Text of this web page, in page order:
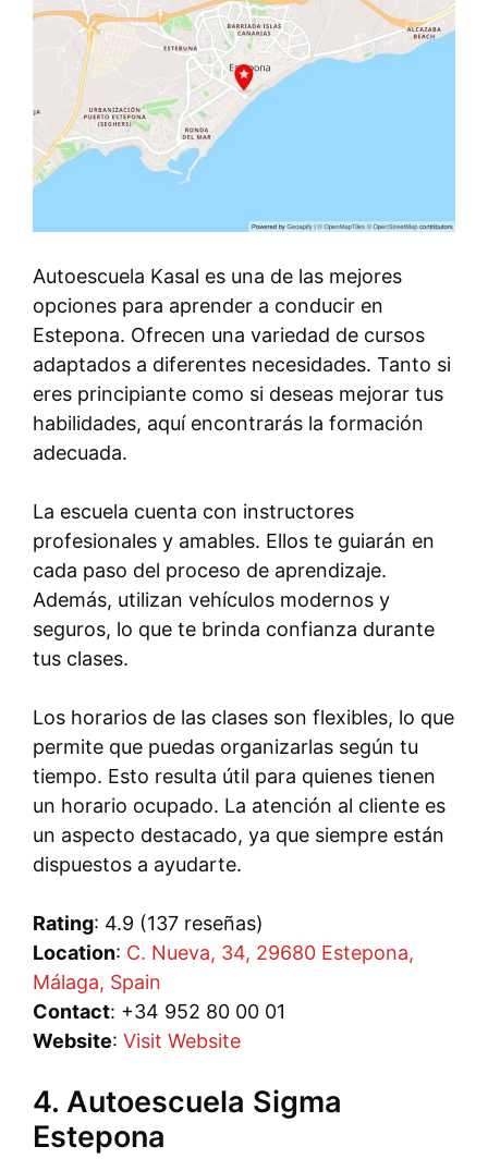
Autoescuela Kasal es una de las mejores
opciones para aprender a conducir en
Estepona. Ofrecen una variedad de cursos
adaptados a diferentes necesidades. Tanto si
eres principiante como si deseas mejorar tus
habilidades, aquí encontrarás la formación
adecuada.
La escuela cuenta con instructores
profesionales y amables. Ellos te guiarán en
cada paso del proceso de aprendizaje.
Además, utilizan vehículos modernos y
seguros, lo que te brinda confianza durante
tus clases.
Los horarios de las clases son flexibles, lo que
permite que puedas organizarlas según tu
tiempo. Esto resulta útil para quienes tienen
un horario ocupado. La atención al cliente es
un aspecto destacado, ya que siempre están
dispuestos a ayudarte.
Rating: 4.9 (137 reseñas)
Location: C. Nueva, 34, 29680 Estepona,
Málaga, Spain
Contact: +34 952 80 00 01
Website: Visit Website
4. Autoescuela Sigma
Estepona